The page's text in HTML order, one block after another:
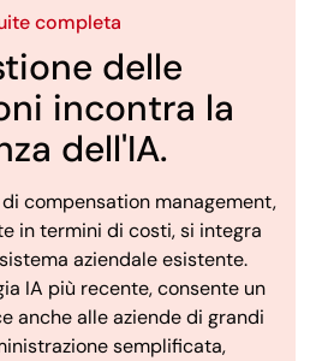
completa
delle
incontra la
dell'IA.
compensation management,
in termini di costi, si integra
aziendale esistente.
IA più recente, consente un
anche alle aziende di grandi
semplificata,